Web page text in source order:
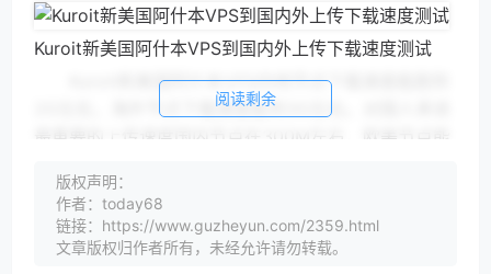
Kuroit新美国阿什本VPS到国内外上传下载速度测试
Kuroit新美国阿什本VPS内地节点下载速度能跑到
2G左右，海外节点下载速度能到3G左右。对国人来说
最重要的上传速度国内节点在300M左右，欧美节点能
Kuroit新美国阿什本VPS国内ping
Kuroit新美国阿什本VPS到国内的平均延迟
阅读剩余
版权声明：
作者：today68
链接：https://www.guzheyun.com/2359.html
文章版权归作者所有，未经允许请勿转载。